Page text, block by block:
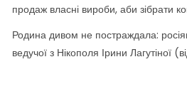
продаж власні вироби, аби зібрати
Родина дивом не постраждала:
ведучої з Нікополя Ірини Лагутіної